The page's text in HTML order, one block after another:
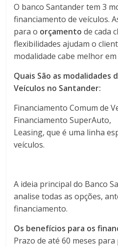
O banco Santander tem 3
financiamento de veículos.
para o orçamento de cada
flexibilidades ajudam o
modalidade cabe melhor
Quais São as modalidades
Veículos no Santander:
Financiamento Comum de
Financiamento SuperAuto,
Leasing, que é uma linha
veículos.
A ideia principal do Banco
analise todas as opções,
financiamento.
Os benefícios para os
Prazo de até 60 meses para